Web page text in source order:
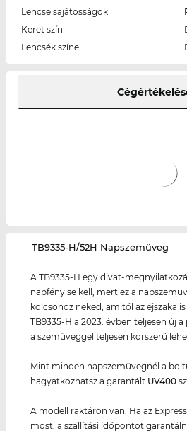
Lencse sajátosságok
Keret szín
Lencsék színe
‌TB9335-H/52H Napszemüveg
A TB9335-H egy divat-
napfény se kell, mert ez a
kölcsönöz neked, amitől az éjszaka
TB9335-H a 2023. évben teljesen új
a szemüveggel teljesen korszerű
Mint minden napszemüvegnél a
hagyatkozhatsz a garantált UV400
A modell raktáron van. Ha az
most, a szállítási időpontot